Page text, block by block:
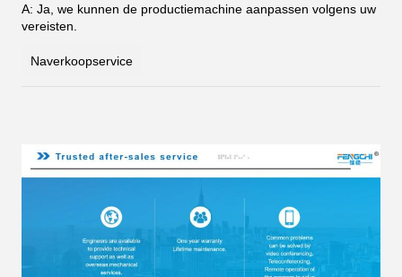
A: Ja, we kunnen de productiemachine aanpassen volgens uw
vereisten.
Naverkoopservice